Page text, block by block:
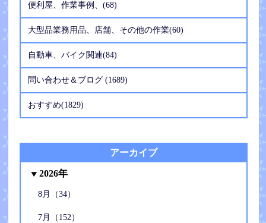
便利屋、作業事例、(68)
大型品業務用品、店舗、その他の作業(60)
自動車、バイク関連(84)
問い合わせ＆ブログ (1689)
おすすめ(1829)
アーカイブ
2026年
8月（34）
7月（152）